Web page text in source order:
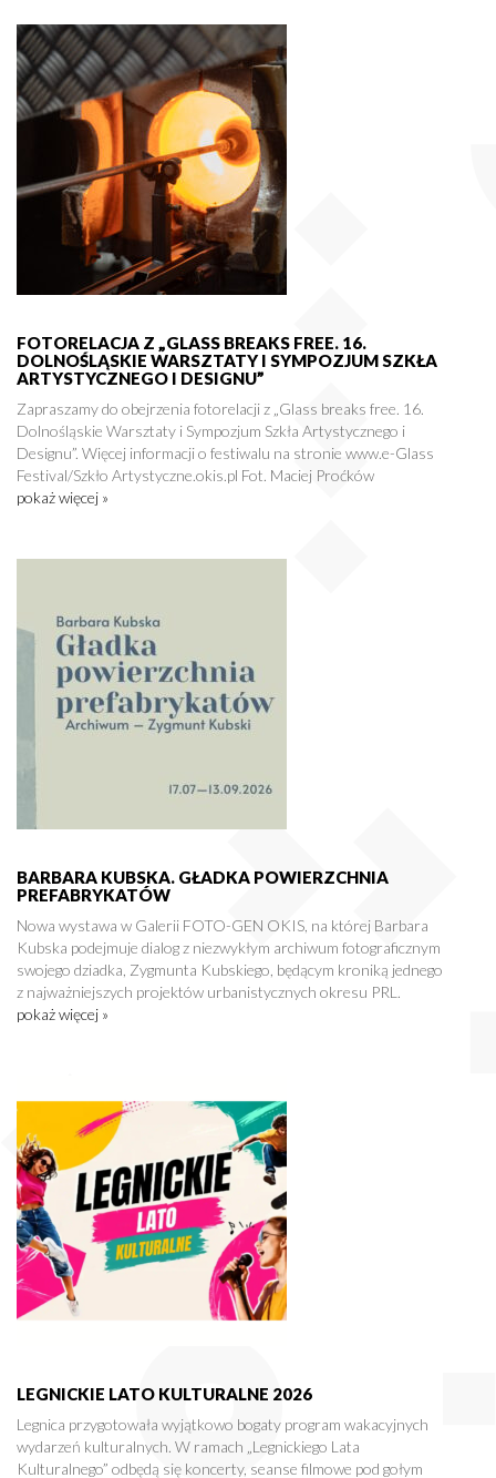
FOTORELACJA Z „GLASS BREAKS FREE. 16.
DOLNOŚLĄSKIE WARSZTATY I SYMPOZJUM SZKŁA
ARTYSTYCZNEGO I DESIGNU”
Zapraszamy do obejrzenia fotorelacji z „Glass breaks free. 16.
Dolnośląskie Warsztaty i Sympozjum Szkła Artystycznego i
Designu”. Więcej informacji o festiwalu na stronie www.e-Glass
Festival/Szkło Artystyczne.okis.pl Fot. Maciej Proćków
pokaż więcej »
BARBARA KUBSKA. GŁADKA POWIERZCHNIA
PREFABRYKATÓW
Nowa wystawa w Galerii FOTO-GEN OKIS, na której Barbara
Kubska podejmuje dialog z niezwykłym archiwum fotograficznym
swojego dziadka, Zygmunta Kubskiego, będącym kroniką jednego
z najważniejszych projektów urbanistycznych okresu PRL.
pokaż więcej »
LEGNICKIE LATO KULTURALNE 2026
Legnica przygotowała wyjątkowo bogaty program wakacyjnych
wydarzeń kulturalnych. W ramach „Legnickiego Lata
Kulturalnego” odbędą się koncerty, seanse filmowe pod gołym